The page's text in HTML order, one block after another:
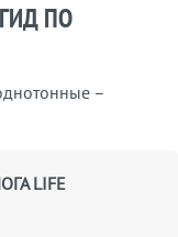
ПО
–
LIFE